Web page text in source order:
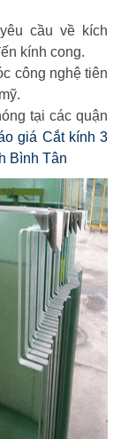
cầu về kích
kính cong.
công nghệ tiên
tại các quận
giá Cắt kính 3
Bình Tân